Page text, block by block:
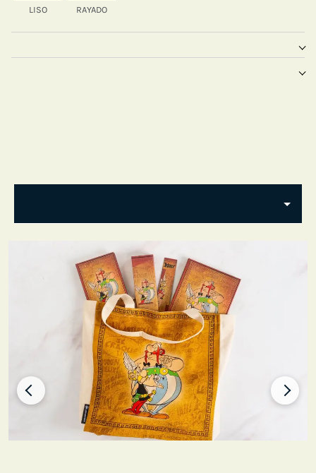
LISO RAYADO